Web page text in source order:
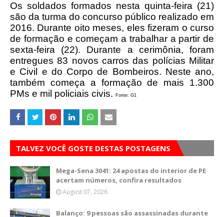
Os soldados formados nesta quinta-feira (21)
são da turma do concurso público realizado em
2016. Durante oito meses, eles fizeram o curso
de formação e começam a trabalhar a partir de
sexta-feira (22). Durante a cerimônia, foram
entregues 83 novos carros das polícias Militar
e Civil e do Corpo de Bombeiros. Neste ano,
também começa a formação de mais 1.300
PMs e mil policiais civis.
Fonte: G1
TALVEZ VOCÊ GOSTE DESTAS POSTAGENS
Mega-Sena 3041: 24 apostas do interior de PE
acertam números, confira resultados
August 07, 2026
Balanço: 9 pessoas são assassinadas durante